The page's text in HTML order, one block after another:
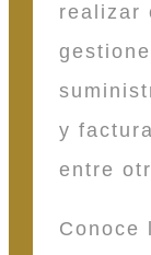
realizar
y
entre
Conoce